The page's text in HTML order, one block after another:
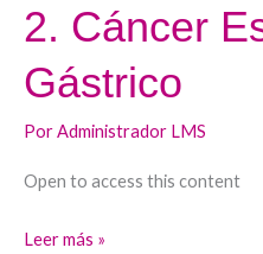
2. Cáncer
Gástrico
PorAdministrador LMS
Open to access this content
2.
Cáncer
Esófago
Gástrico
Leer más »